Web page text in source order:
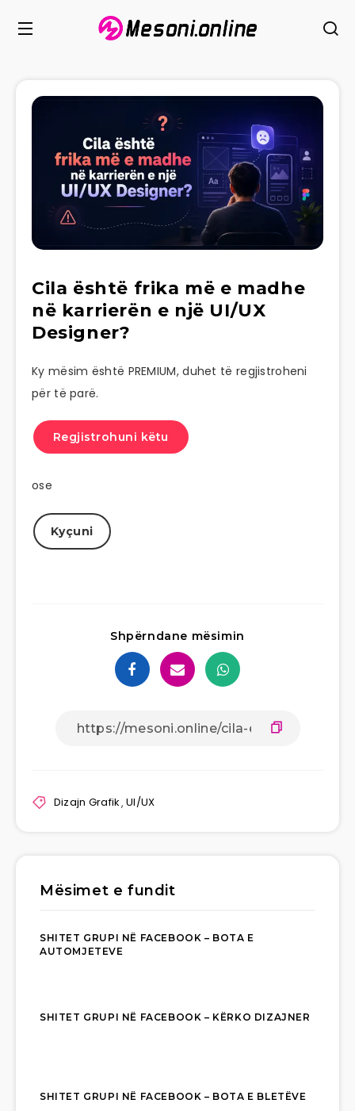
Cila është frika më e madhe
në karrierën e një UI/UX
Designer?
Ky mësim është PREMIUM, duhet të regjistroheni
për të parë.
Regjistrohuni këtu
ose
Kyçuni
Shpërndane mësimin
Dizajn Grafik,UI/UX
Mësimet e fundit
SHITET GRUPI NË FACEBOOK – BOTA E
AUTOMJETEVE
SHITET GRUPI NË FACEBOOK – KËRKO DIZAJNER
SHITET GRUPI NË FACEBOOK – BOTA E BLETËVE